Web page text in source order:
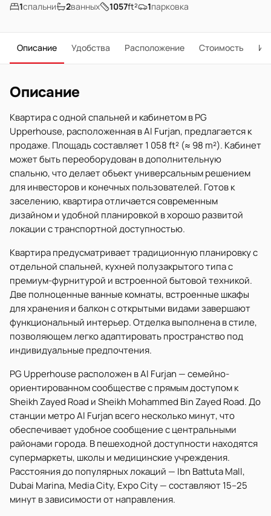
1спальни 2ванных 1057ft² 1парковка
Описание Удобства Расположение Стоимость
Описание
Квартира с одной спальней и кабинетом в PG
Upperhouse, расположенная в Al Furjan, предлагается к
продаже. Площадь составляет 1 058 ft² (≈ 98 m²). Кабинет
может быть переоборудован в дополнительную
спальню, что делает объект универсальным решением
для инвесторов и конечных пользователей. Готов к
заселению, квартира отличается современным
дизайном и удобной планировкой в хорошо развитой
локации с транспортной доступностью.
Квартира предусматривает традиционную планировку с
отдельной спальней, кухней полузакрытого типа с
премиум-фурнитурой и встроенной бытовой техникой.
Две полноценные ванные комнаты, встроенные шкафы
для хранения и балкон с открытыми видами завершают
функциональный интерьер. Отделка выполнена в стиле,
позволяющем легко адаптировать пространство под
индивидуальные предпочтения.
PG Upperhouse расположен в Al Furjan — семейно-
ориентированном сообществе с прямым доступом к
Sheikh Zayed Road и Sheikh Mohammed Bin Zayed Road. До
станции метро Al Furjan всего несколько минут, что
обеспечивает удобное сообщение с центральными
районами города. В пешеходной доступности находятся
супермаркеты, школы и медицинские учреждения.
Расстояния до популярных локаций — Ibn Battuta Mall,
Dubai Marina, Media City, Expo City — составляют 15–25
минут в зависимости от направления.